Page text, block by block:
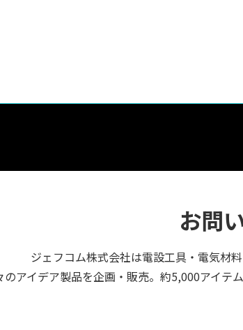
お問
ジェフコム株式会社は電設工具・電気材
のアイデア製品を企画・販売。約5,000アイテ